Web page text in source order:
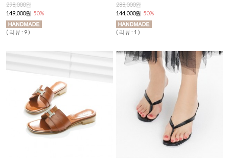
298,000원
149,000원 50%
( 리뷰 : 9 )
288,000원
144,000원 50%
( 리뷰 : 1 )